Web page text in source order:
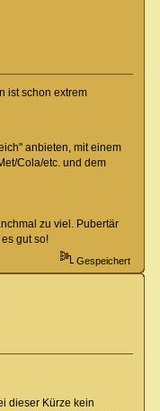
ist schon extrem
anbieten, mit einem
Cola/etc. und dem
zu viel. Pubertär
gut so!
Gespeichert
dieser Kürze kein